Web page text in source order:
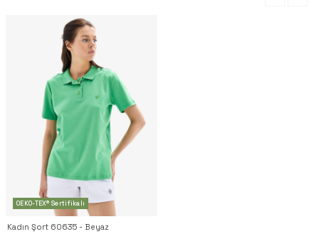
OEKO-TEX® Sertifikalı
Kadın Şort 60635 - Beyaz